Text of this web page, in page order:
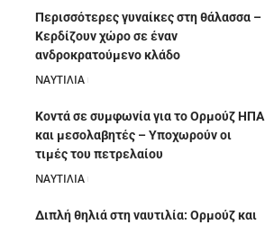
Περισσότερες γυναίκες στη θάλασσα –
Κερδίζουν χώρο σε έναν
ανδροκρατούμενο κλάδο
ΝΑΥΤΙΛΙΑ
Κοντά σε συμφωνία για το Ορμούζ ΗΠΑ
και μεσολαβητές – Υποχωρούν οι
τιμές του πετρελαίου
ΝΑΥΤΙΛΙΑ
Διπλή θηλιά στη ναυτιλία: Ορμούζ και